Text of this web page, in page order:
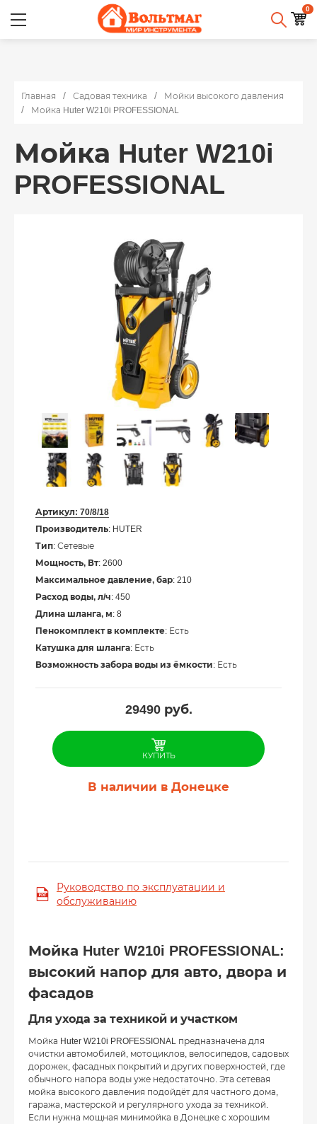
0
Главная Садовая техника
Мойки высокого давления
Мойка Huter W210i PROFESSIONAL
Мойка Huter W210i
PROFESSIONAL
Артикул: 70/8/18
Производитель: HUTER
Тип: Сетевые
Мощность, Вт: 2600
Максимальное давление, бар: 210
Расход воды, л/ч: 450
Длина шланга, м: 8
Пенокомплект в комплекте: Есть
Катушка для шланга: Есть
Возможность забора воды из ёмкости: Есть
29490руб.
КУПИТЬ
В наличии в Донецке
Руководство по эксплуатации и
обслуживанию
Мойка Huter W210i PROFESSIONAL:
высокий напор для авто, двора и
фасадов
Для ухода за техникой и участком
Мойка Huter W210i PROFESSIONAL предназначена для
очистки автомобилей, мотоциклов, велосипедов, садовых
дорожек, фасадных покрытий и других поверхностей, где
обычного напора воды уже недостаточно. Эта сетевая
мойка высокого давления подойдёт для частного дома,
гаража, мастерской и регулярного ухода за техникой.
Если нужна мощная минимойка в Донецке с хорошим